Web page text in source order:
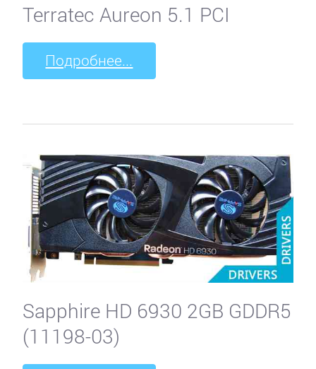
Terratec Aureon 5.1 PCI
Подробнее...
Sapphire HD 6930 2GB GDDR5
(11198-03)